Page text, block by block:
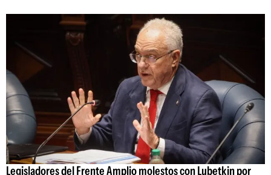
Legisladores del Frente Amplio molestos con Lubetkin por